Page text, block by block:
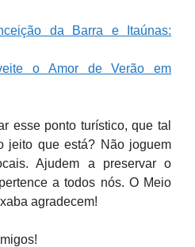
da Barra e Itaúnas:
o Amor de Verão em
esse ponto turístico, que tal
jeito que está? Não joguem
Ajudem a preservar o
a todos nós. O Meio
agradecem!